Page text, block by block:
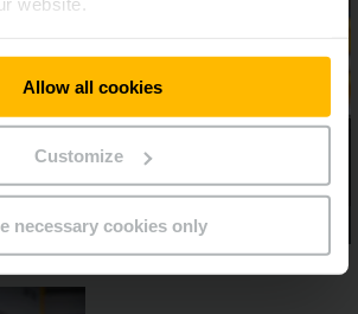
Allow all cookies
Customize
necessary cookies only